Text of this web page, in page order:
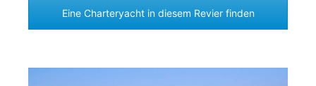
Eine Charteryacht in diesem Revier finden